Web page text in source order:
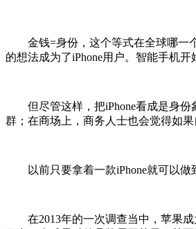
金钱=身份，这个等式在全球哪一个
的想法成为了iPhone用户。智能手机
但尽管这样，把iPhone看成是身份
群；在商场上，商务人士也会觉得如
以前只要拿着一款iPhone就可以做
在2013年的一次调查当中，苹果成为